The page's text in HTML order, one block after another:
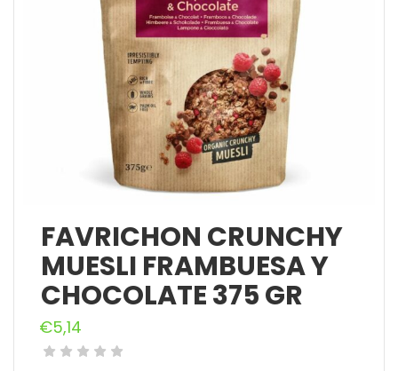
FAVRICHON CRUNCHY
MUESLI FRAMBUESA Y
CHOCOLATE 375 GR
€5,14